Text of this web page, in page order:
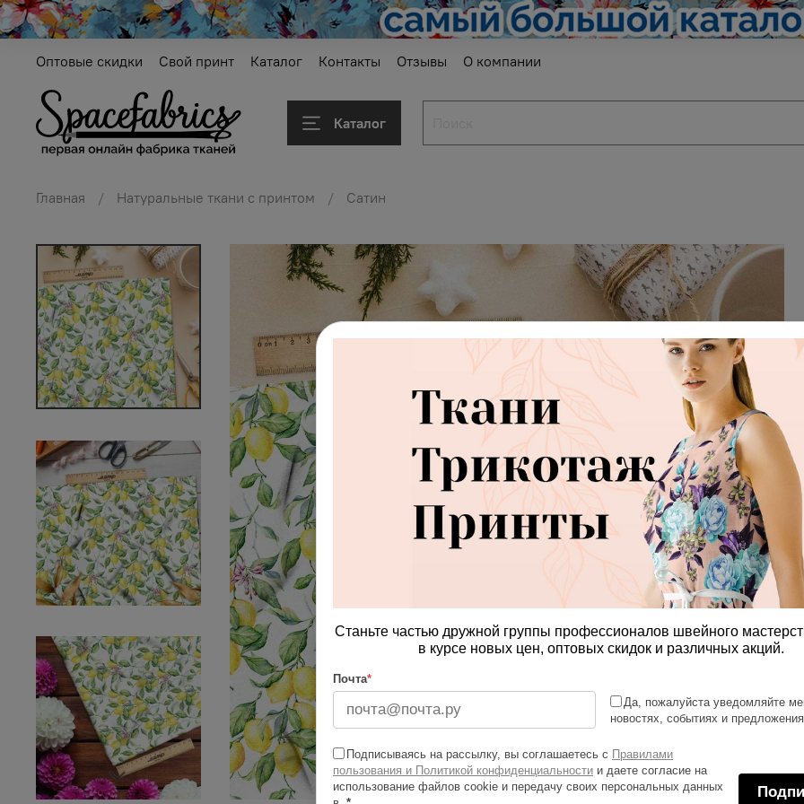
Оптовые скидки Свой принт Каталог Контакты Отзывы О компании
Каталог
Главная Натуральные ткани с принтом Сатин
Станьте частью дружной группы профессионалов швейного
в курсе новых цен, оптовых скидок и различных акций.
Почта*
Да, пожалуйста уведомляйте
новостях, событиях и
Подписываясь на рассылку, вы соглашаетесь с Правилами
пользования и Политикой конфиденциальности и даете согласие на
использование файлов cookie и передачу своих персональных данных